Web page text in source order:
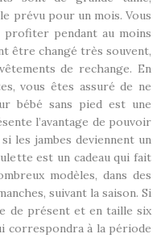
prévu pour un mois. Vous
pendant au moins
être changé très souvent,
de rechange. En
vous êtes assuré de ne
bébé sans pied est une
l’avantage de pouvoir
les jambes deviennent un
est un cadeau qui fait
modèles, dans des
suivant la saison. Si
de présent et en taille six
correspondra à la période